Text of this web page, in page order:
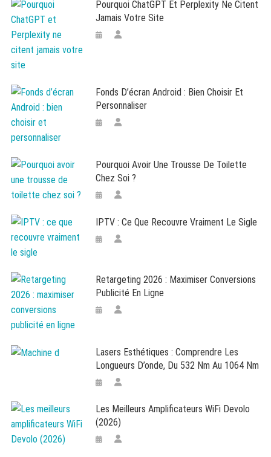
Pourquoi ChatGPT Et Perplexity Ne Citent
Jamais Votre Site
Fonds D’écran Android : Bien Choisir Et
Personnaliser
Pourquoi Avoir Une Trousse De Toilette
Chez Soi ?
IPTV : Ce Que Recouvre Vraiment Le Sigle
Retargeting 2026 : Maximiser Conversions
Publicité En Ligne
Lasers Esthétiques : Comprendre Les
Longueurs D’onde, Du 532 Nm Au 1064 Nm
Les Meilleurs Amplificateurs WiFi Devolo
(2026)